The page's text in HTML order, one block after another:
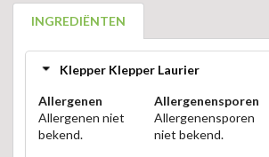
INGREDIËNTEN
Klepper Klepper Laurier
Allergenen
Allergenen niet
bekend.
Allergenensporen
Allergenensporen
niet bekend.